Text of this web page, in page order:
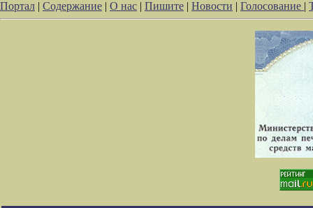
Портал | Содержание | О нас | Пишите | Новости | Голосование |